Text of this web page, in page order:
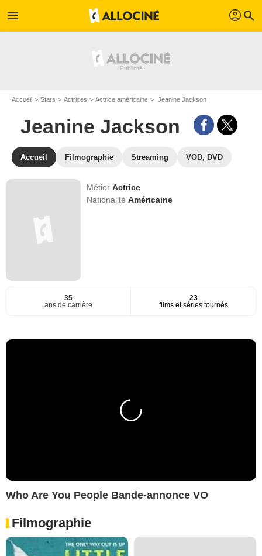
menu profil search
Accueil Stars Actrices Actrice américaine Jeanine Jackson
Jeanine Jackson
Accueil Filmographie Streaming VOD, DVD
MétierActrice
NationalitéAméricaine
35
ans de carrière
23
films et séries tournés
Who Are You People Bande-annonce VO
Filmographie